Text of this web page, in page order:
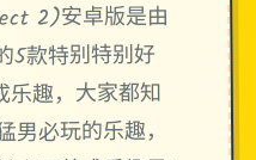
2)安卓版是由
5款特别特别好
趣，大家都知
必玩的乐趣，